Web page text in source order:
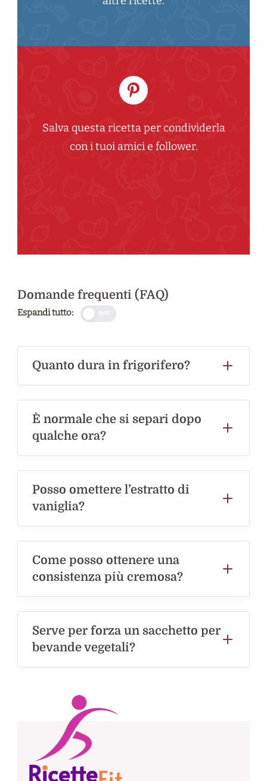
Salva questa ricetta per condividerla
con i tuoi amici e follower.
Domande frequenti (FAQ)
Espandi tutto:
Quanto dura in frigorifero?
È normale che si separi dopo
qualche ora?
Posso omettere l’estratto di
vaniglia?
Come posso ottenere una
consistenza più cremosa?
Serve per forza un sacchetto per
bevande vegetali?